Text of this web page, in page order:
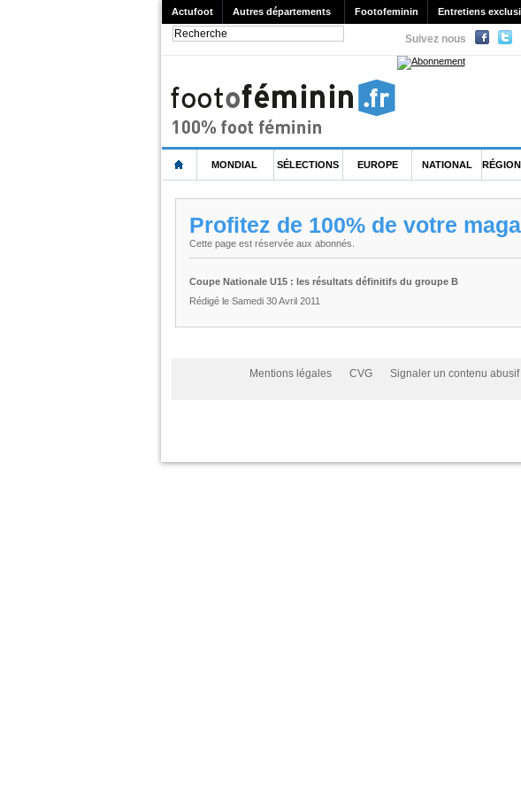
Actufoot Autres départements Footofeminin Entretiens
Suivez nous
MONDIAL SÉLECTIONS EUROPE NATIONAL
Profitez de 100% de votre
Cette page est réservée aux abonnés.
Coupe Nationale U15 : les résultats définitifs du groupe B
Rédigé le Samedi 30 Avril 2011
Mentions légales CVG Signaler un contenu abusif